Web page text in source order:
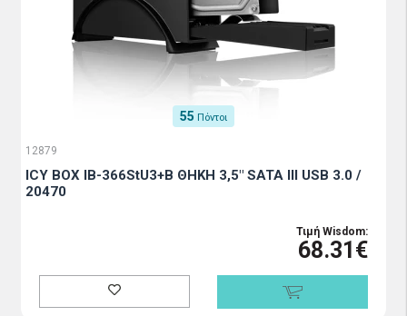
55 Πόντοι
12879
ICY BOX IB-366StU3+B ΘΗΚΗ 3,5" SATA III USB 3.0 /
20470
Τιμή Wisdom:
68.31€